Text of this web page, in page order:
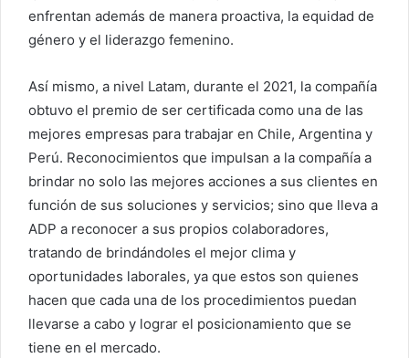
enfrentan además de manera proactiva, la equidad de
género y el liderazgo femenino.
Así mismo, a nivel Latam, durante el 2021, la compañía
obtuvo el premio de ser certificada como una de las
mejores empresas para trabajar en Chile, Argentina y
Perú. Reconocimientos que impulsan a la compañía a
brindar no solo las mejores acciones a sus clientes en
función de sus soluciones y servicios; sino que lleva a
ADP a reconocer a sus propios colaboradores,
tratando de brindándoles el mejor clima y
oportunidades laborales, ya que estos son quienes
hacen que cada una de los procedimientos puedan
llevarse a cabo y lograr el posicionamiento que se
tiene en el mercado.